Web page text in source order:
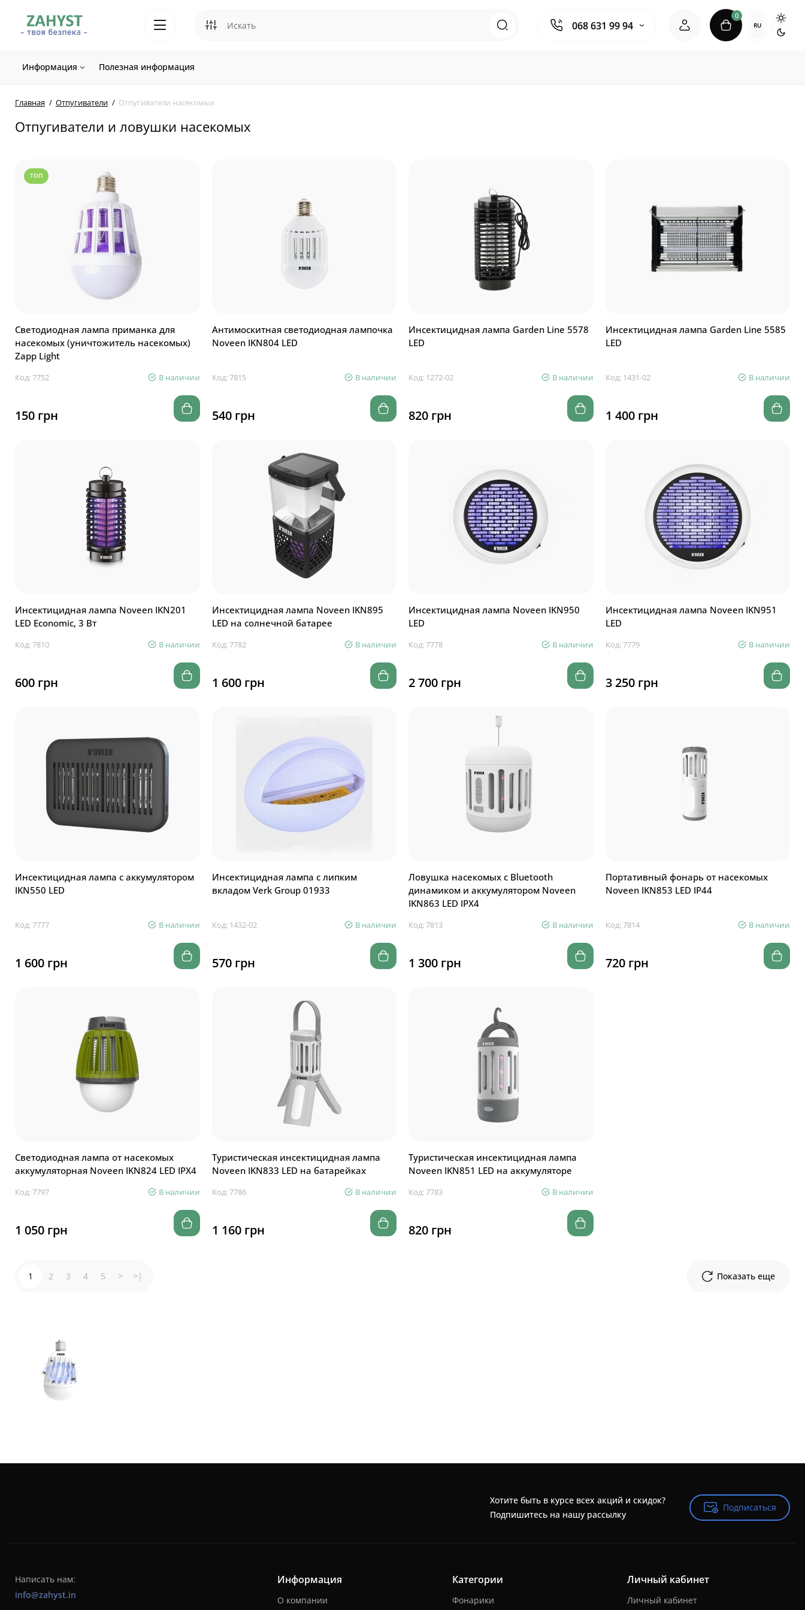
068 631 99 94
0
RU
Информация Полезная информация
Главная Отпугиватели Отпугиватели насекомых
Отпугиватели и ловушки насекомых
ТОП
Светодиодная лампа приманка для
насекомых (уничтожитель насекомых)
Zapp Light
Код: 7752 В наличии
150 грн
Антимоскитная светодиодная лампочка
Noveen IKN804 LED
Код: 7815 В наличии
540 грн
Инсектицидная лампа Garden Line 5578
LED
Код: 1272-02 В наличии
820 грн
Инсектицидная лампа Garden Line 5585
LED
Код: 1431-02 В наличии
1 400 грн
Инсектицидная лампа Noveen IKN201
LED Economic, 3 Вт
Код: 7810 В наличии
600 грн
Инсектицидная лампа Noveen IKN895
LED на солнечной батарее
Код: 7782 В наличии
1 600 грн
Инсектицидная лампа Noveen IKN950
LED
Код: 7778 В наличии
2 700 грн
Инсектицидная лампа Noveen IKN951
LED
Код: 7779 В наличии
3 250 грн
Инсектицидная лампа с аккумулятором
IKN550 LED
Код: 7777 В наличии
1 600 грн
Инсектицидная лампа с липким
вкладом Verk Group 01933
Код: 1432-02 В наличии
570 грн
Ловушка насекомых с Bluetooth
динамиком и аккумулятором Noveen
IKN863 LED IPX4
Код: 7813 В наличии
1 300 грн
Портативный фонарь от насекомых
Noveen IKN853 LED IP44
Код: 7814 В наличии
720 грн
Светодиодная лампа от насекомых
аккумуляторная Noveen IKN824 LED IPХ4
Код: 7797 В наличии
1 050 грн
Туристическая инсектицидная лампа
Noveen IKN833 LED на батарейках
Код: 7786 В наличии
1 160 грн
Туристическая инсектицидная лампа
Noveen IKN851 LED на аккумуляторе
Код: 7783 В наличии
820 грн
Показать еще
1 2 3 4 5 > >|
Хотите быть в курсе всех акций и скидок?
Подпишитесь на нашу рассылку
Подписаться
Подписаться
Написать нам:
info@zahyst.in
Информация
О компании
Категории
Фонарики
Личный кабинет
Личный кабинет